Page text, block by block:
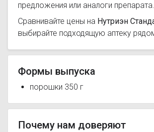
предложения или аналоги препарата.
Сравнивайте цены на Нутриэн
выбирайте подходящую аптеку
Формы выпуска
порошки 350 г
Почему нам доверяют